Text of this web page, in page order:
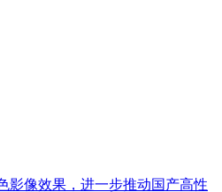
影像效果，进一步推动国产高性